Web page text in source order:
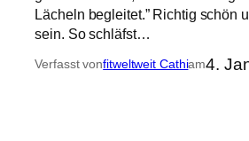
Lächeln begleitet.” Richtig schön
sein. So schläfst…
Verfasst vonfitweltweit Cathiam4.